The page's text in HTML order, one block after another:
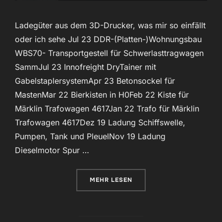
Ladegüter aus dem 3D-Drucker, was mir so einfällt
oder ich sehe Jul 23 DDR-(Platten-)Wohnungsbau
WBS70- Transportgestell für Schwerlasttragwagen
SammJul 23 Innofreight DryTainer mit
GabelstaplersystemApr 23 Betonsockel für
MastenMar 22 Bierkisten in H0Feb 22 Kiste für
Märklin Trafowagen 4617Jan 22 Trafo für Märklin
Trafowagen 4617Dez 19 Ladung Schiffswelle,
Pumpen, Tank und PleuelNov 19 Ladung
Dieselmotor Spur …
MEHR ÜBER „LADEGÜTER“
LESEN